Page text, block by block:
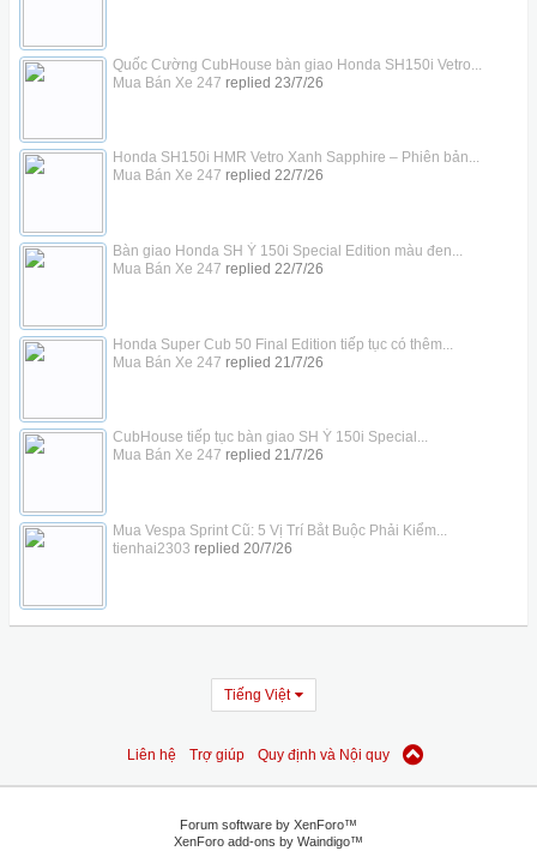
Quốc Cường CubHouse bàn giao Honda SH150i Vetro...
Mua Bán Xe 247 replied 23/7/26
Honda SH150i HMR Vetro Xanh Sapphire – Phiên bản...
Mua Bán Xe 247 replied 22/7/26
Bàn giao Honda SH Ý 150i Special Edition màu đen...
Mua Bán Xe 247 replied 22/7/26
Honda Super Cub 50 Final Edition tiếp tục có thêm...
Mua Bán Xe 247 replied 21/7/26
CubHouse tiếp tục bàn giao SH Ý 150i Special...
Mua Bán Xe 247 replied 21/7/26
Mua Vespa Sprint Cũ: 5 Vị Trí Bắt Buộc Phải Kiểm...
tienhai2303 replied 20/7/26
Tiếng Việt
Liên hệ Trợ giúp Quy định và Nội quy
Forum software by XenForo™
XenForo add-ons by Waindigo™